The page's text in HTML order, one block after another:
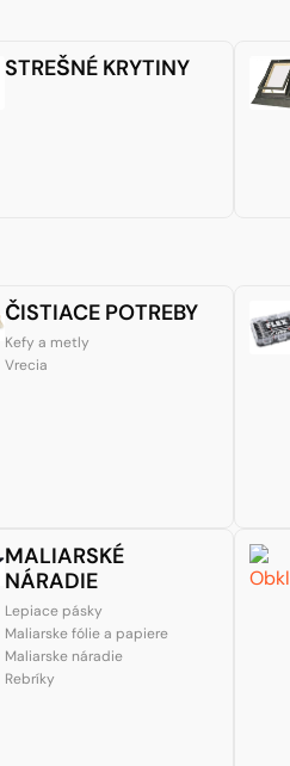
STREŠNÉ KRYTINY
ČISTIACE POTREBY
Kefy a metly
Vrecia
MALIARSKÉ
NÁRADIE
Lepiace pásky
Maliarske fólie a papiere
Maliarske náradie
Rebríky